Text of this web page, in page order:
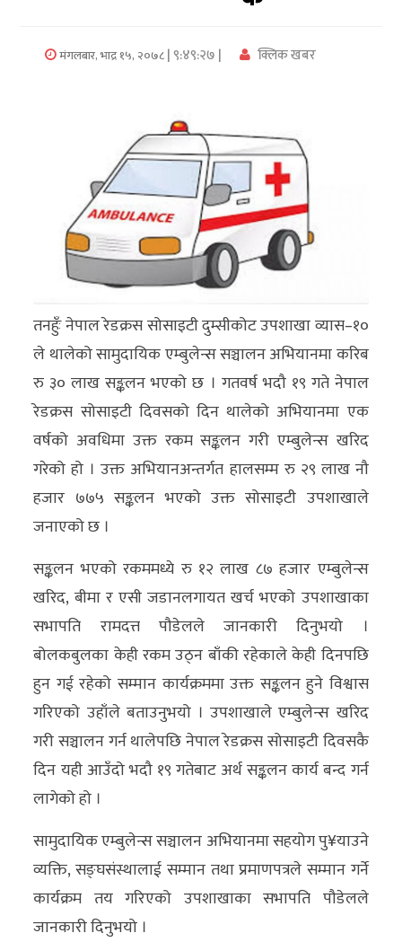
वाणिज्य
अन्तरर्वार्ता
खेलकुद
रोचक
अन्य
क्लिक
खबर
विशेष
राशिफल
फोटो
ग्यालरी
भिडियो
मंगलबार, भाद्र १५, २०७८| ९:४९:२७ | क्लिक खबर
तनहुँः नेपाल रेडक्रस सोसाइटी दुम्सीकोट उपशाखा व्यास–१०
ले थालेको सामुदायिक एम्बुलेन्स सञ्चालन अभियानमा करिब
रु ३० लाख सङ्कलन भएको छ । गतवर्ष भदौ १९ गते नेपाल
रेडक्रस सोसाइटी दिवसको दिन थालेको अभियानमा एक
वर्षको अवधिमा उक्त रकम सङ्कलन गरी एम्बुलेन्स खरिद
गरेको हो । उक्त अभियानअन्तर्गत हालसम्म रु २९ लाख नौ
हजार ७७५ सङ्कलन भएको उक्त सोसाइटी उपशाखाले
जनाएको छ ।
सङ्कलन भएको रकममध्ये रु १२ लाख ८७ हजार एम्बुलेन्स
खरिद, बीमा र एसी जडानलगायत खर्च भएको उपशाखाका
सभापति रामदत्त पौडेलले जानकारी दिनुभयो ।
बोलकबुलका केही रकम उठ्न बाँकी रहेकाले केही दिनपछि
हुन गई रहेको सम्मान कार्यक्रममा उक्त सङ्कलन हुने विश्वास
गरिएको उहाँले बताउनुभयो । उपशाखाले एम्बुलेन्स खरिद
गरी सञ्चालन गर्न थालेपछि नेपाल रेडक्रस सोसाइटी दिवसकै
दिन यही आउँदो भदौ १९ गतेबाट अर्थ सङ्कलन कार्य बन्द गर्न
लागेको हो ।
सामुदायिक एम्बुलेन्स सञ्चालन अभियानमा सहयोग पु¥याउने
व्यक्ति, सङ्घसंस्थालाई सम्मान तथा प्रमाणपत्रले सम्मान गर्ने
कार्यक्रम तय गरिएको उपशाखाका सभापति पौडेलले
जानकारी दिनुभयो ।